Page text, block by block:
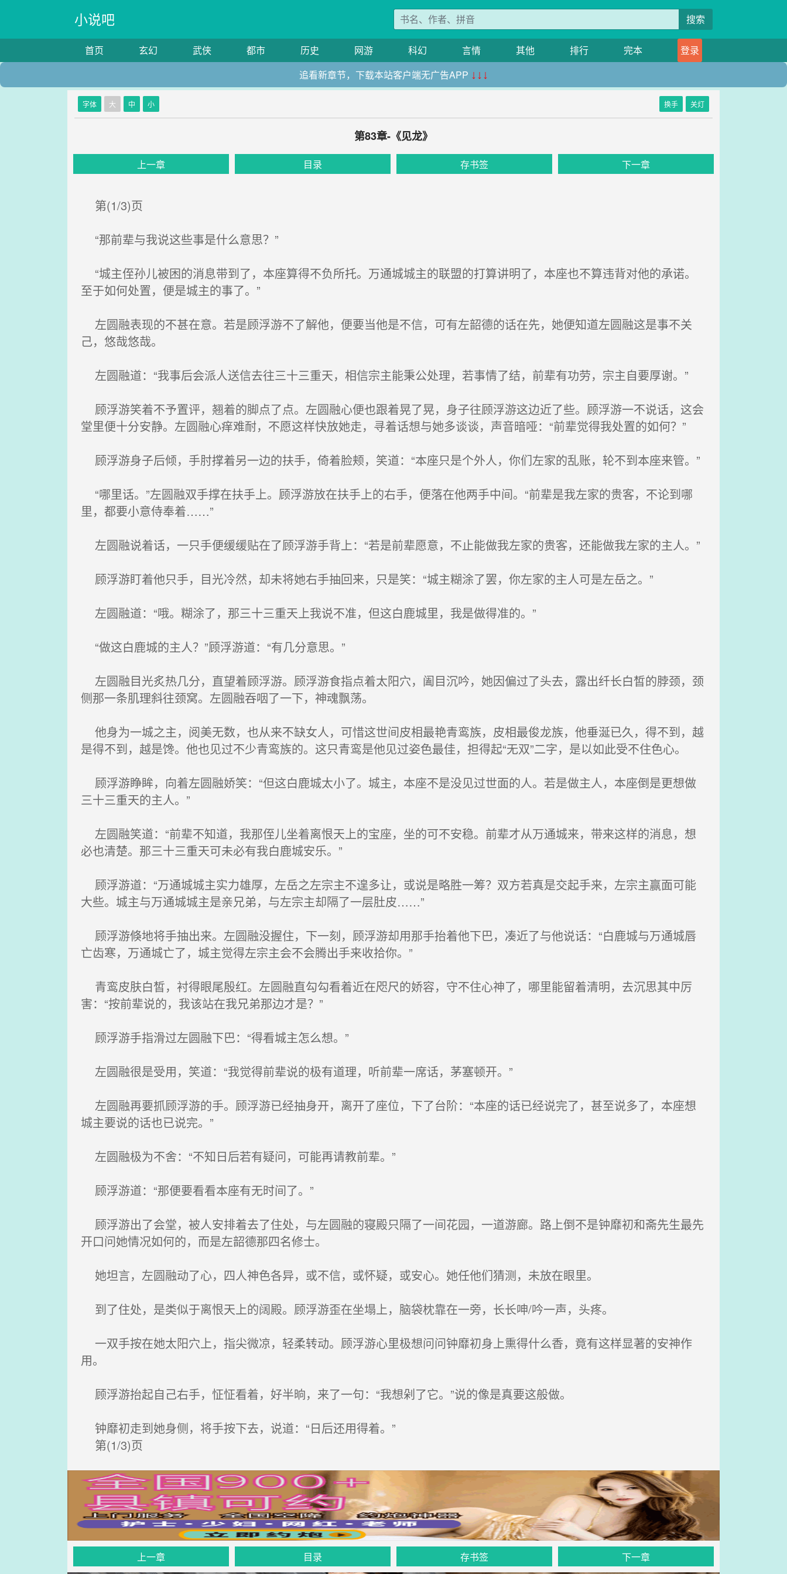
小说吧 搜索
首页 玄幻 武侠 都市 历史 网游 科幻 言情 其他 排行 完本
登录
追看新章节，下载本站客户端无广告APP ↓↓↓
字体 大 中 小 换手 关灯
第83章-《见龙》
上一章 目录 存书签 下一章
第(1/3)页
“那前辈与我说这些事是什么意思？”
“城主侄孙儿被困的消息带到了，本座算得不负所托。万通城城主的联盟的打算讲明了，本座也不算违背对他的承诺。
至于如何处置，便是城主的事了。”
左圆融表现的不甚在意。若是顾浮游不了解他，便要当他是不信，可有左韶德的话在先，她便知道左圆融这是事不关
己，悠哉悠哉。
左圆融道：“我事后会派人送信去往三十三重天，相信宗主能秉公处理，若事情了结，前辈有功劳，宗主自要厚谢。”
顾浮游笑着不予置评，翘着的脚点了点。左圆融心便也跟着晃了晃，身子往顾浮游这边近了些。顾浮游一不说话，这会
堂里便十分安静。左圆融心痒难耐，不愿这样快放她走，寻着话想与她多谈谈，声音暗哑：“前辈觉得我处置的如何？”
顾浮游身子后倾，手肘撑着另一边的扶手，倚着脸颊，笑道：“本座只是个外人，你们左家的乱账，轮不到本座来管。”
“哪里话。”左圆融双手撑在扶手上。顾浮游放在扶手上的右手，便落在他两手中间。“前辈是我左家的贵客，不论到哪
里，都要小意侍奉着……”
左圆融说着话，一只手便缓缓贴在了顾浮游手背上：“若是前辈愿意，不止能做我左家的贵客，还能做我左家的主人。”
顾浮游盯着他只手，目光冷然，却未将她右手抽回来，只是笑：“城主糊涂了罢，你左家的主人可是左岳之。”
左圆融道：“哦。糊涂了，那三十三重天上我说不准，但这白鹿城里，我是做得准的。”
“做这白鹿城的主人？”顾浮游道：“有几分意思。”
左圆融目光炙热几分，直望着顾浮游。顾浮游食指点着太阳穴，阖目沉吟，她因偏过了头去，露出纤长白皙的脖颈，颈
侧那一条肌理斜往颈窝。左圆融吞咽了一下，神魂飘荡。
他身为一城之主，阅美无数，也从来不缺女人，可惜这世间皮相最艳青鸾族，皮相最俊龙族，他垂涎已久，得不到，越
是得不到，越是馋。他也见过不少青鸾族的。这只青鸾是他见过姿色最佳，担得起“无双”二字，是以如此受不住色心。
顾浮游睁眸，向着左圆融娇笑：“但这白鹿城太小了。城主，本座不是没见过世面的人。若是做主人，本座倒是更想做
三十三重天的主人。”
左圆融笑道：“前辈不知道，我那侄儿坐着离恨天上的宝座，坐的可不安稳。前辈才从万通城来，带来这样的消息，想
必也清楚。那三十三重天可未必有我白鹿城安乐。”
顾浮游道：“万通城城主实力雄厚，左岳之左宗主不遑多让，或说是略胜一筹？双方若真是交起手来，左宗主赢面可能
大些。城主与万通城城主是亲兄弟，与左宗主却隔了一层肚皮……”
顾浮游倏地将手抽出来。左圆融没握住，下一刻，顾浮游却用那手抬着他下巴，凑近了与他说话：“白鹿城与万通城唇
亡齿寒，万通城亡了，城主觉得左宗主会不会腾出手来收拾你。”
青鸾皮肤白皙，衬得眼尾殷红。左圆融直勾勾看着近在咫尺的娇容，守不住心神了，哪里能留着清明，去沉思其中厉
害：“按前辈说的，我该站在我兄弟那边才是？”
顾浮游手指滑过左圆融下巴：“得看城主怎么想。”
左圆融很是受用，笑道：“我觉得前辈说的极有道理，听前辈一席话，茅塞顿开。”
左圆融再要抓顾浮游的手。顾浮游已经抽身开，离开了座位，下了台阶：“本座的话已经说完了，甚至说多了，本座想
城主要说的话也已说完。”
左圆融极为不舍：“不知日后若有疑问，可能再请教前辈。”
顾浮游道：“那便要看看本座有无时间了。”
顾浮游出了会堂，被人安排着去了住处，与左圆融的寝殿只隔了一间花园，一道游廊。路上倒不是钟靡初和斋先生最先
开口问她情况如何的，而是左韶德那四名修士。
她坦言，左圆融动了心，四人神色各异，或不信，或怀疑，或安心。她任他们猜测，未放在眼里。
到了住处，是类似于离恨天上的阔殿。顾浮游歪在坐塌上，脑袋枕靠在一旁，长长呻/吟一声，头疼。
一双手按在她太阳穴上，指尖微凉，轻柔转动。顾浮游心里极想问问钟靡初身上熏得什么香，竟有这样显著的安神作
用。
顾浮游抬起自己右手，怔怔看着，好半晌，来了一句：“我想剁了它。”说的像是真要这般做。
钟靡初走到她身侧，将手按下去，说道：“日后还用得着。”
第(1/3)页
上一章 目录 存书签 下一章